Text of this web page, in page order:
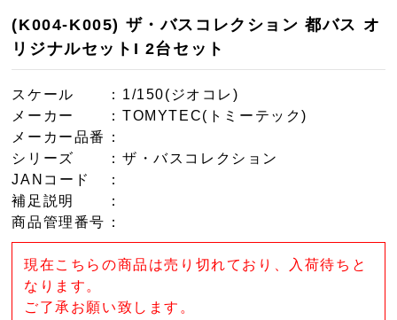
(K004-K005) ザ・バスコレクション 都バス オ
リジナルセットI 2台セット
スケール
：1/150(ジオコレ)
メーカー
：TOMYTEC(トミーテック)
メーカー品番
：
シリーズ
：ザ・バスコレクション
JANコード
：
補足説明
：
商品管理番号 ：
現在こちらの商品は売り切れており、入荷待ちと
なります。
ご了承お願い致します。